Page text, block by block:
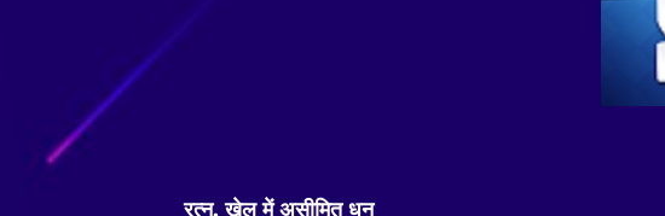
रत्न, खेल में असीमित धन